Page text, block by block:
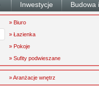
Inwestycje Budowa
» Biuro
» Łazienka
» Pokoje
» Sufity podwieszane
» Aranżacje wnętrz